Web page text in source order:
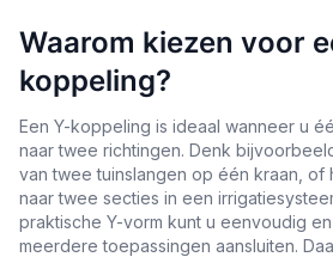
Waarom kiezen voor
koppeling?
Een Y-koppeling is ideaal wanneer u
naar twee richtingen. Denk
van twee tuinslangen op één kraan,
naar twee secties in een
praktische Y-vorm kunt u eenvoudig
meerdere toepassingen aansluiten.